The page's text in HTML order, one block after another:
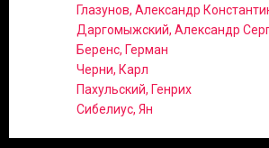
Глазунов, Александр
Даргомыжский, Александр
Беренс, Герман
Черни, Карл
Пахульский, Генрих
Сибелиус, Ян